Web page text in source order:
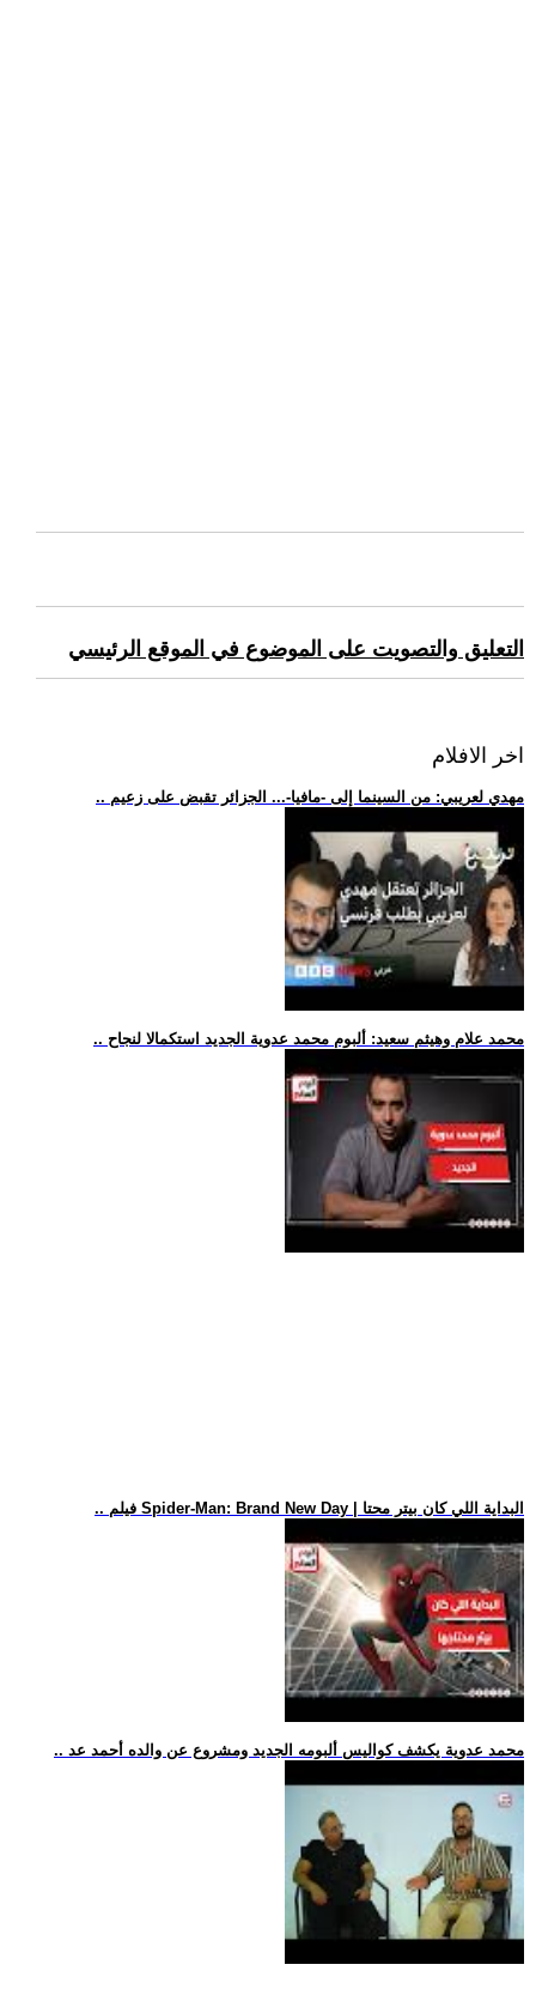
التعليق والتصويت على الموضوع في الموقع الرئيسي
اخر الافلام
.. مهدي لعريبي: من السينما إلى -مافيا-... الجزائر تقبض على زعيم
.. محمد علام وهيثم سعيد: ألبوم محمد عدوية الجديد استكمالا لنجاح
.. فيلم Spider-Man: Brand New Day | البداية اللي كان بيتر محتا
.. محمد عدوية يكشف كواليس ألبومه الجديد ومشروع عن والده أحمد عد